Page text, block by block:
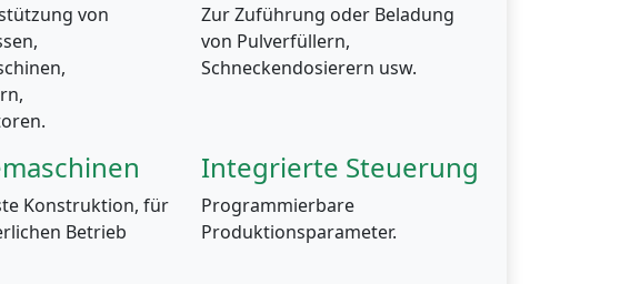
von
Zur Zuführung oder Beladung
von Pulverfüllern,
Schneckendosierern usw.
Konstruktion, für
Betrieb
Integrierte Steuerung
Programmierbare
Produktionsparameter.